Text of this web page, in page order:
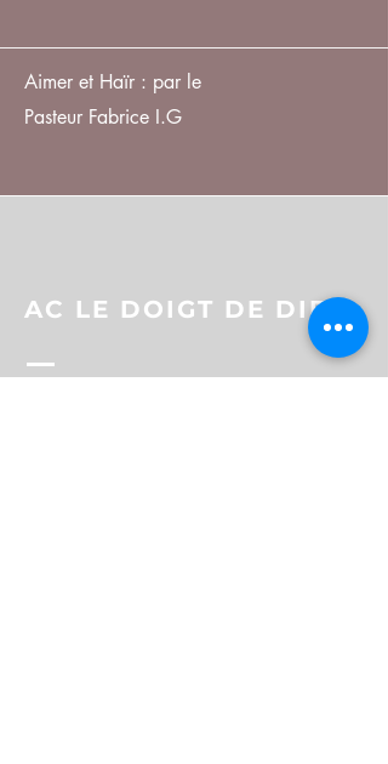
Aimer et Haïr : par le
Pasteur Fabrice I.G
AC LE DOIGT DE DIEU